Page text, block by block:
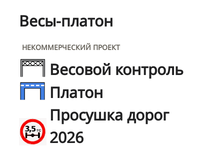
Весы-платон
НЕКОММЕРЧЕСКИЙ ПРОЕКТ
Весовой контроль
Платон
Просушка дорог
2026